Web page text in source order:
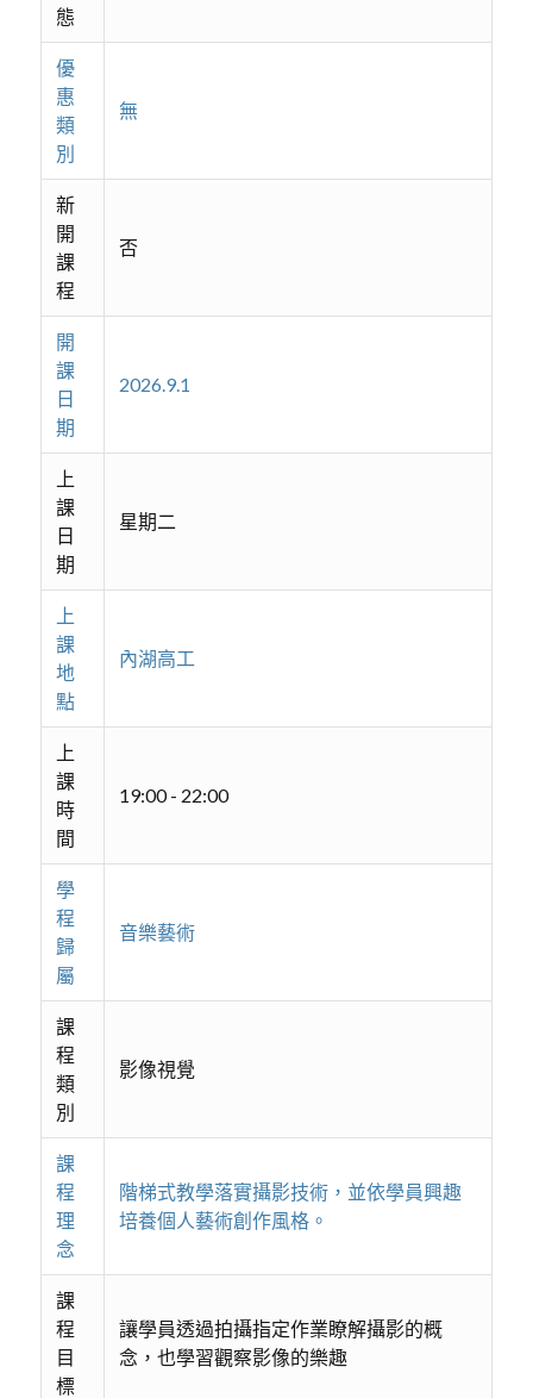
態
優
惠
類
別
無
新
開
課
程
否
開
課
日
期
2026.9.1
上
課
日
期
星期二
上
課
地
點
內湖高工
上
課
時
間
19:00 - 22:00
學
程
歸
屬
音樂藝術
課
程
類
別
影像視覺
課
程
理
念
階梯式教學落實攝影技術，並依學員興趣
培養個人藝術創作風格。
課
程
目
標
讓學員透過拍攝指定作業瞭解攝影的概
念，也學習觀察影像的樂趣